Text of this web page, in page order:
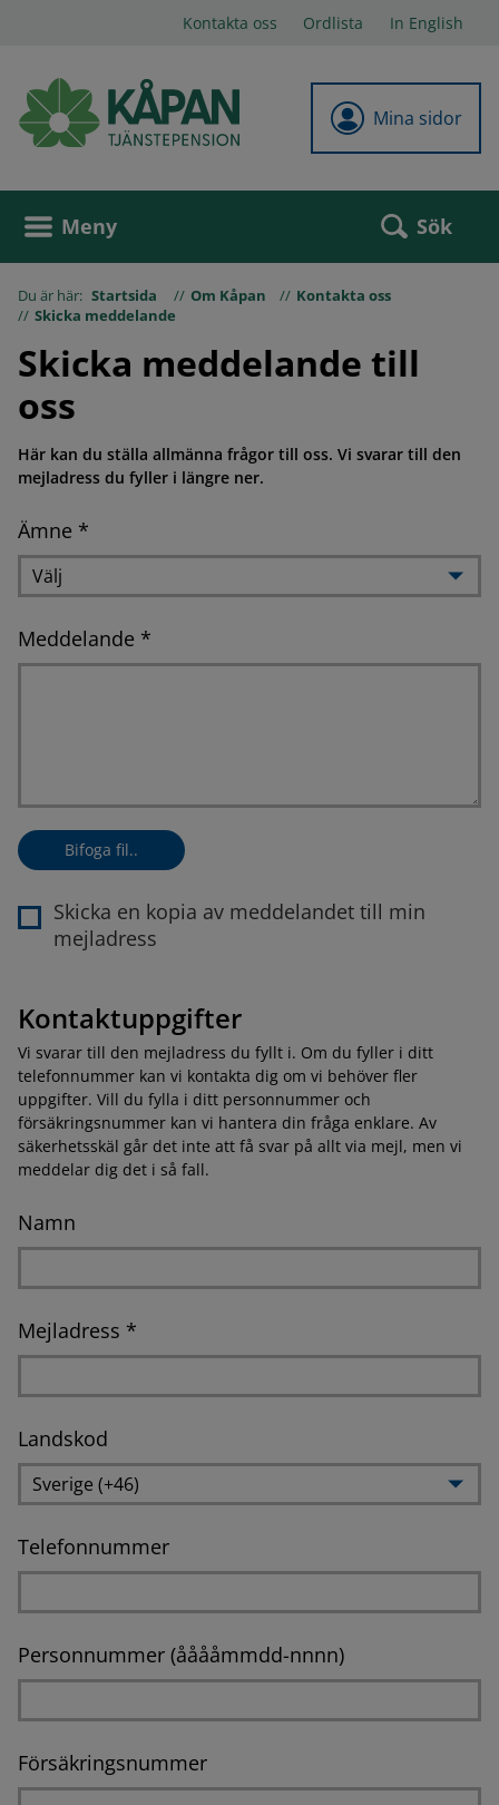
Kontakta oss Ordlista In English
Mina sidor
Meny Sök
Du är här: Startsida Om Kåpan
Kontakta oss
Skicka meddelande
Skicka meddelande till
oss
Här kan du ställa allmänna frågor till oss. Vi svarar till den
mejladress du fyller i längre ner.
Ämne *Obligatorisk
Meddelande *Obligatorisk
Bifoga fil..Bifoga fil
Skicka en kopia av meddelandet till min
mejladress
Kontaktuppgifter
Vi svarar till den mejladress du fyllt i. Om du fyller i ditt
telefonnummer kan vi kontakta dig om vi behöver fler
uppgifter. Vill du fylla i ditt personnummer och
försäkringsnummer kan vi hantera din fråga enklare. Av
säkerhetsskäl går det inte att få svar på allt via mejl, men vi
meddelar dig det i så fall.
Namn
Mejladress *Obligatorisk
Landskod
Telefonnummer
Personnummer (ååååmmdd-nnnn)
Försäkringsnummer